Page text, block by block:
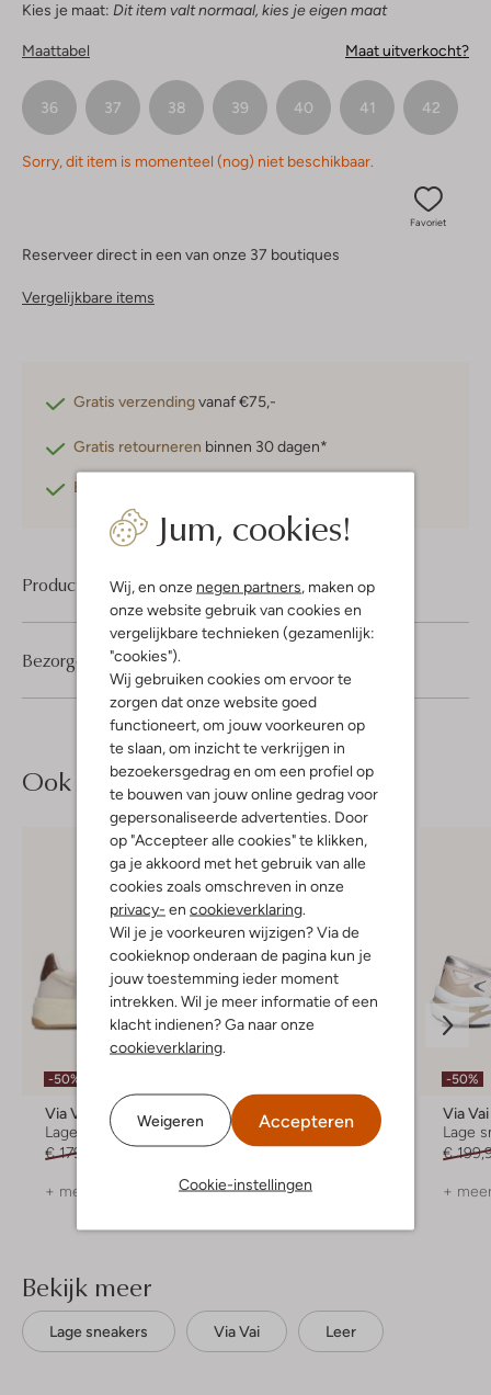
Jum, cookies!
Wij, en onze negen partners, maken op
onze website gebruik van cookies en
vergelijkbare technieken (gezamenlijk:
"cookies").
Wij gebruiken cookies om ervoor te
zorgen dat onze website goed
functioneert, om jouw voorkeuren op
te slaan, om inzicht te verkrijgen in
bezoekersgedrag en om een profiel op
te bouwen van jouw online gedrag voor
gepersonaliseerde advertenties. Door
op "Accepteer alle cookies" te klikken,
ga je akkoord met het gebruik van alle
cookies zoals omschreven in onze
privacy- en cookieverklaring.
Wil je je voorkeuren wijzigen? Via de
cookieknop onderaan de pagina kun je
jouw toestemming ieder moment
intrekken. Wil je meer informatie of een
klacht indienen? Ga naar onze
cookieverklaring.
Weigeren Accepteren
Cookie-instellingen
Kies je maat: Dit item valt normaal, kies je eigen maat
Maattabel Maat uitverkocht?
36 37 38 39 40 41 42
Sorry, dit item is momenteel (nog) niet beschikbaar.
Favoriet
Reserveer direct in een van onze 37 boutiques
Vergelijkbare items
Gratis verzendingvanaf €75,-
Gratis retourneren binnen 30 dagen*
Betaal achteraf
Product informatie
Bezorgen & retourneren
Ook iets voor jou?
-50%
Via Vai
Lage sneakers
€ 179,99
€ 89,99
+ meer kleuren
Ama Brand Deluxe
Lage sneakers
€ 229,99 € 114,99
+ meer kleuren
-50%
Via Vai
Lage
€
+
Bekijk meer
Lage sneakers Via Vai Leer